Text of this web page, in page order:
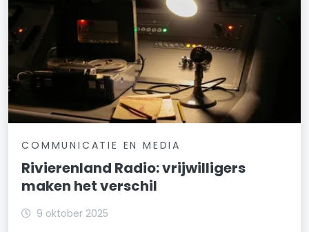
COMMUNICATIE EN MEDIA
Rivierenland Radio: vrijwilligers
maken het verschil
9 oktober 2025